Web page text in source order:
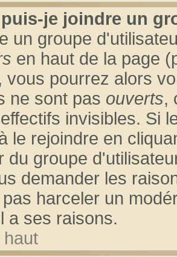
je joindre un
un groupe
en haut de la page
vous pourrez alors
ne sont pas ouverts,
invisibles. Si
le rejoindre en
du groupe
demander les
harceler un
a ses raisons.
haut